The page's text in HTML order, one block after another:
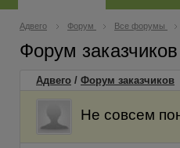
Адвего Форум Все форумы
Форум
Адвего / Форум заказчиков
Не совсем